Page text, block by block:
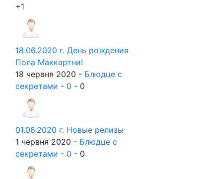
+1
18.06.2020 г. День рождения
Пола Маккартни!
18 червня 2020 - Блюдце с
секретами - 0 - 0
01.06.2020 г. Новые релизы
1 червня 2020 - Блюдце с
секретами - 0 - 0